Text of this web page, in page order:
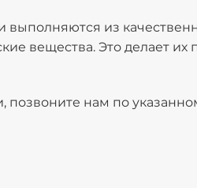
из
вещества. Это делает
позвоните нам по